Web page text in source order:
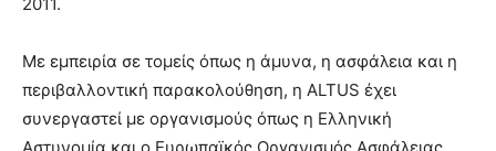
Με εμπειρία σε τομείς όπως η άμυνα, η ασφάλεια και η
περιβαλλοντική παρακολούθηση, η ALTUS έχει
συνεργαστεί με οργανισμούς όπως η Ελληνική